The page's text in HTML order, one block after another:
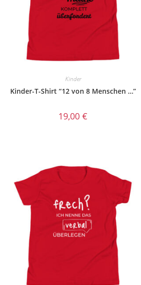
Kinder
Kinder-T-Shirt “12 von 8 Menschen …”
19,00€